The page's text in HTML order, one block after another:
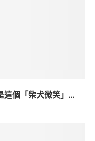
這個「柴犬微笑」...